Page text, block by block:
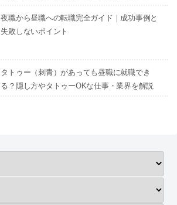
夜職から昼職への転職完全ガイド｜成功事例と
失敗しないポイント
タトゥー（刺青）があっても昼職に就職でき
る？隠し方やタトゥーOKな仕事・業界を解説